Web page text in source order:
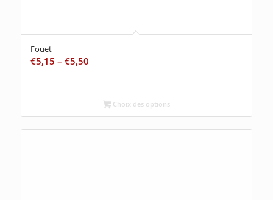
Fouet
€5,15 – €5,50
Choix des options